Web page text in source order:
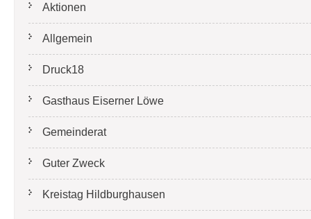
Aktionen
Allgemein
Druck18
Gasthaus Eiserner Löwe
Gemeinderat
Guter Zweck
Kreistag Hildburghausen